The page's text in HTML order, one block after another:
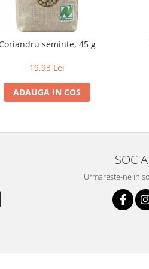
seminte, 45 g
19,93 Lei
ADAUGA IN COS
Urmareste-ne in